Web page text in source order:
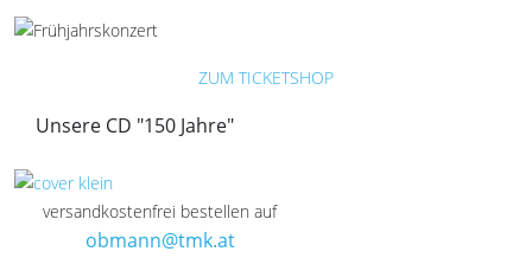
ZUM TICKETSHOP
Unsere CD "150 Jahre"
versandkostenfrei bestellen auf
obmann@tmk.at